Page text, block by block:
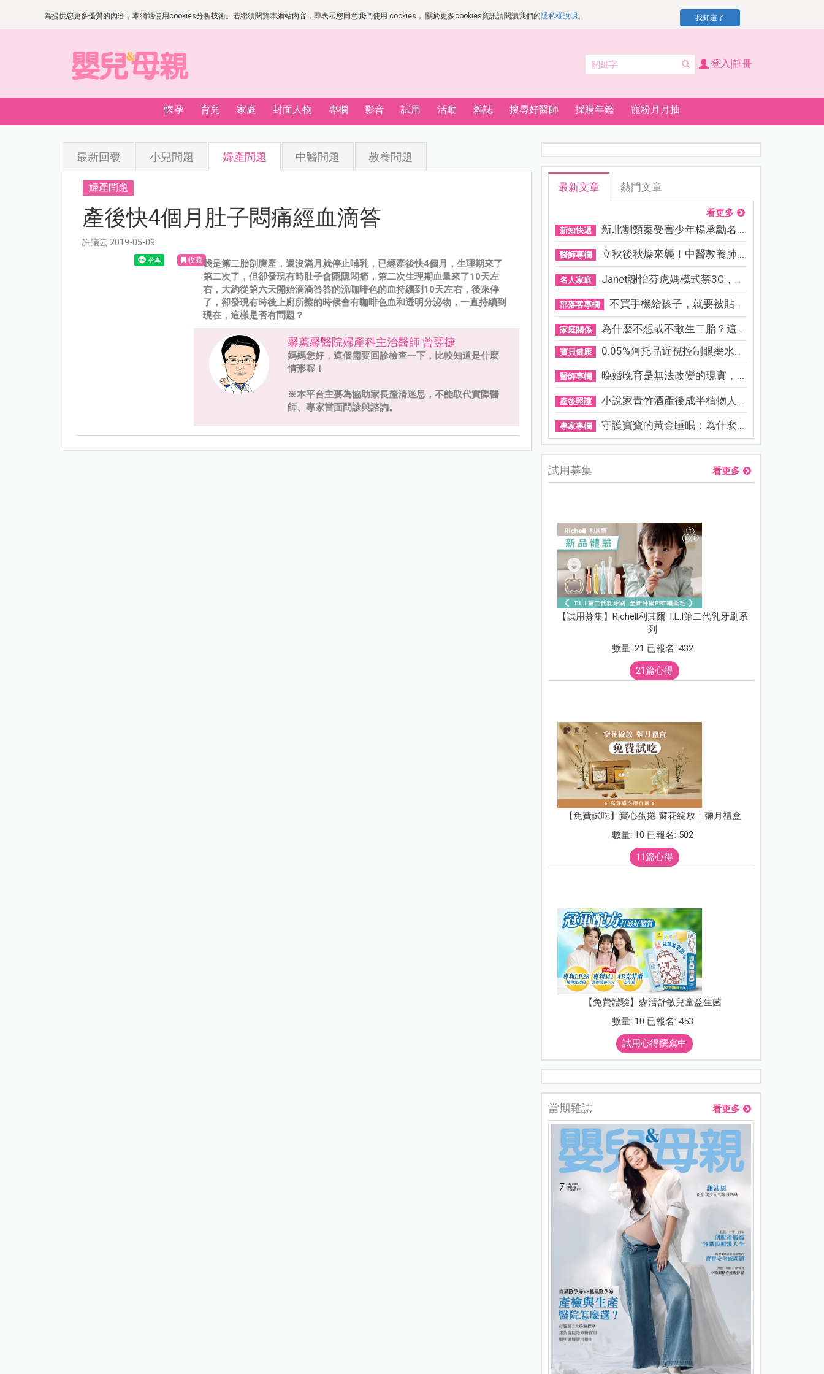
為提供您更多優質的內容，本網站使用cookies分析技術。若繼續閱覽本網站內容，即表示您同意我們使用 cookies， 關於更多cookies資訊請閱讀我們的隱私權說明 。 我知道了
登入|註冊
懷孕 育兒 家庭 封面人物 專欄 影音 試用 活動 雜誌 搜尋好醫師 採購年鑑 寵粉月月抽
最新回覆 小兒問題 婦產問題 中醫問題 教養問題
婦產問題
產後快4個月肚子悶痛經血滴答
許議云 2019-05-09
收藏我是第二胎剖腹產，還沒滿月就停止哺乳，已經產後快4個月，生理期來了
第二次了，但卻發現有時肚子會隱隱悶痛，第二次生理期血量來了10天左
右，大約從第六天開始滴滴答答的流咖啡色的血持續到10天左右，後來停
了，卻發現有時後上廁所擦的時候會有咖啡色血和透明分泌物，一直持續到
現在，這樣是否有問題？
馨蕙馨醫院婦產科主治醫師 曾翌捷
媽媽您好，這個需要回診檢查一下，比較知道是什麼
情形喔！
※本平台主要為協助家長釐清迷思，不能取代實際醫
師、專家當面問診與諮詢。
最新文章 熱門文章
看更多
新知快遞 新北割頸案受害少年楊承勳名...
醫師專欄 立秋後秋燥來襲！中醫教養肺...
名人家庭 Janet謝怡芬虎媽模式禁3C，看...
部落客專欄 不買手機給孩子，就要被貼「...
家庭關係 為什麼不想或不敢生二胎？這8...
寶貝健康 0.05%阿托品近視控制眼藥水納...
醫師專欄 晚婚晚育是無法改變的現實，...
產後照護 小說家青竹酒產後成半植物人...
專家專欄 守護寶寶的黃金睡眠：為什麼...
試用募集 看更多
【試用募集】Richell利其爾 T.L.I第二代乳牙刷系
列
數量: 21 已報名: 432
21篇心得
【免費試吃】實心蛋捲 窗花綻放｜彌月禮盒
數量: 10 已報名: 502
11篇心得
【免費體驗】森活舒敏兒童益生菌
數量: 10 已報名: 453
試用心得撰寫中
當期雜誌 看更多